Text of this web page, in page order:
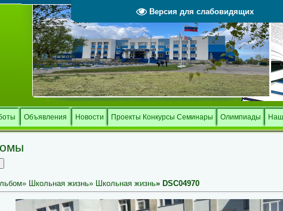
Версия для слабовидящих
Объявления Новости Проекты Конкурсы Семинары Олимпиады
» Школьная жизнь» Школьная жизнь» DSC04970